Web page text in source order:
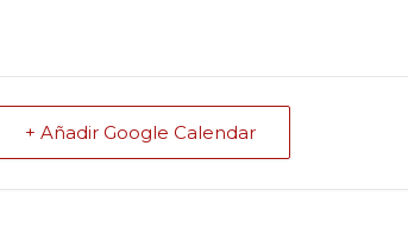
+ Añadir Google Calendar